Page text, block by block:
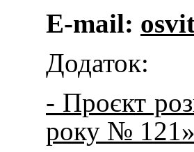
E-mail:
Додаток:
- Проєкт
року № 121»